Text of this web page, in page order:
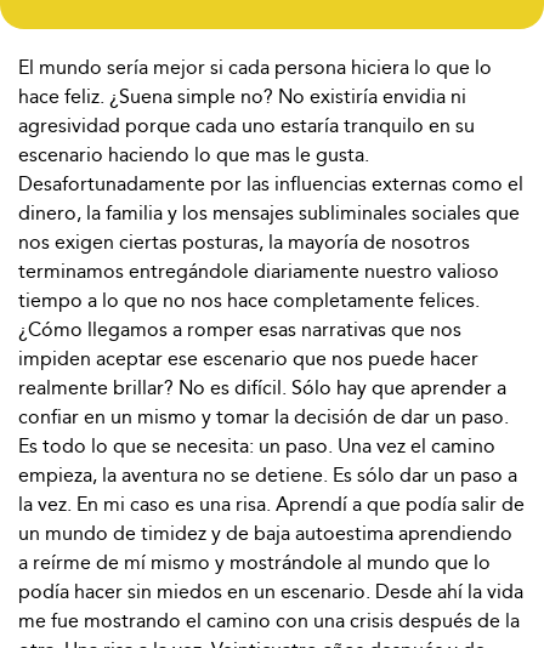
El mundo sería mejor si cada persona hiciera lo que lo
hace feliz. ¿Suena simple no? No existiría envidia ni
agresividad porque cada uno estaría tranquilo en su
escenario haciendo lo que mas le gusta.
Desafortunadamente por las influencias externas como el
dinero, la familia y los mensajes subliminales sociales que
nos exigen ciertas posturas, la mayoría de nosotros
terminamos entregándole diariamente nuestro valioso
tiempo a lo que no nos hace completamente felices.
¿Cómo llegamos a romper esas narrativas que nos
impiden aceptar ese escenario que nos puede hacer
realmente brillar? No es difícil. Sólo hay que aprender a
confiar en un mismo y tomar la decisión de dar un paso.
Es todo lo que se necesita: un paso. Una vez el camino
empieza, la aventura no se detiene. Es sólo dar un paso a
la vez. En mi caso es una risa. Aprendí a que podía salir de
un mundo de timidez y de baja autoestima aprendiendo
a reírme de mí mismo y mostrándole al mundo que lo
podía hacer sin miedos en un escenario. Desde ahí la vida
me fue mostrando el camino con una crisis después de la